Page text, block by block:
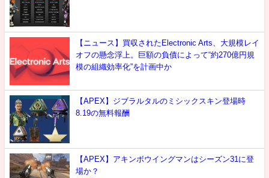
【ニュース】買収されたElectronic Arts、大規模レイ
オフの懸念浮上。巨額の負債によって“約270億円規
模の組織効率化”を計画中か
【APEX】ジブラルタルのミシックスキン登場時
8.19の無料報酬
【APEX】アキンボウイングマンはシーズン31に登
場か？